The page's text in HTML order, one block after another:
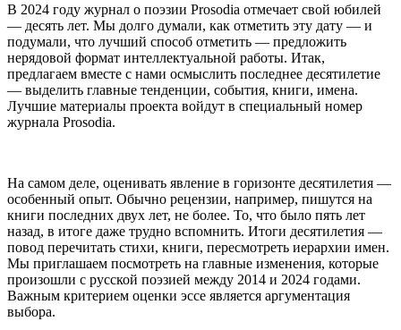
В 2024 году журнал о поэзии Prosodia отмечает свой юбилей
— десять лет. Мы долго думали, как отметить эту дату — и
подумали, что лучший способ отметить — предложить
нерядовой формат интеллектуальной работы. Итак,
предлагаем вместе с нами осмыслить последнее десятилетие
— выделить главные тенденции, события, книги, имена.
Лучшие материалы проекта войдут в специальный номер
журнала Prosodia.
На самом деле, оценивать явление в горизонте десятилетия —
особенный опыт. Обычно рецензии, например, пишутся на
книги последних двух лет, не более. То, что было пять лет
назад, в итоге даже трудно вспомнить. Итоги десятилетия —
повод перечитать стихи, книги, пересмотреть иерархии имен.
Мы приглашаем посмотреть на главные изменения, которые
произошли с русской поэзией между 2014 и 2024 годами.
Важным критерием оценки эссе является аргументация
выбора.